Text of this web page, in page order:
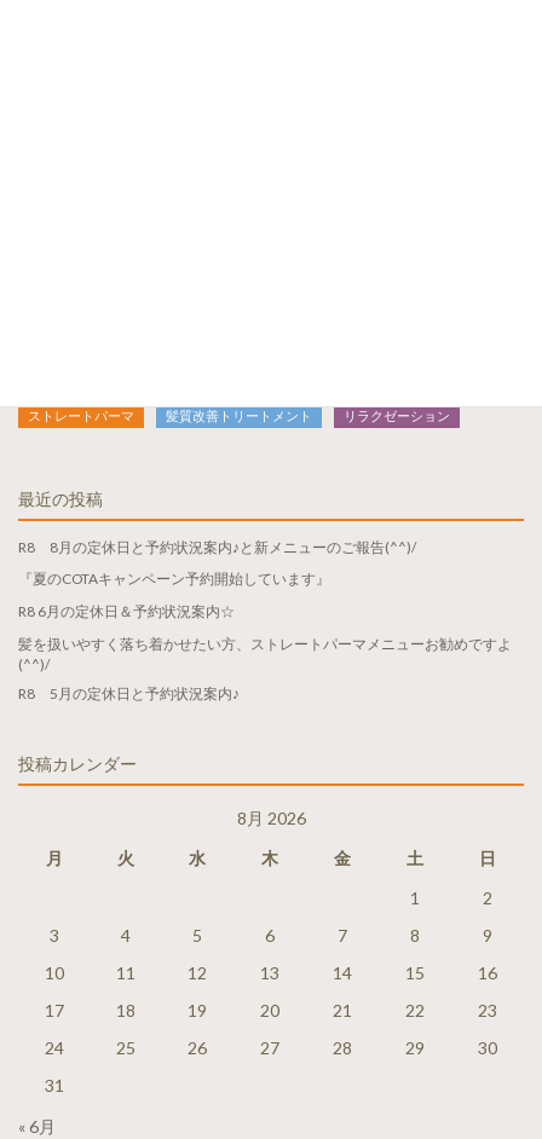
ストレートパーマ 髪質改善トリートメント リラクゼーション
最近の投稿
R8 8月の定休日と予約状況案内♪と新メニューのご報告(^^)/
『夏のCOTAキャンペーン予約開始しています』
R8 6月の定休日＆予約状況案内☆
髪を扱いやすく落ち着かせたい方、ストレートパーマメニューお勧めですよ
(^^)/
R8 5月の定休日と予約状況案内♪
投稿カレンダー
8月 2026
月
火 水 木 金 土
日
1
2
3
4 5 6 7 8
9
10
11 12 13 14 15
16
17
18 19 20 21 22
23
24
25 26 27 28 29
30
31
« 6月